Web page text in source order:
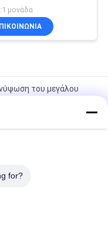
μονάδα
του μεγάλου
φορτίων 50000kgs
φορτωτών στο
for?